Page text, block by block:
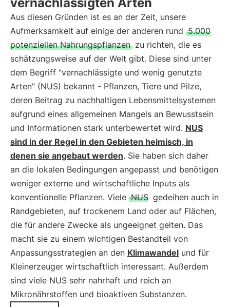
Aus diesen Gründen ist es an der Zeit, unsere
Aufmerksamkeit auf einige der anderen rund 5.000
potenziellen Nahrungspflanzen zu richten, die es
schätzungsweise auf der Welt gibt. Diese sind unter
dem Begriff "vernachlässigte und wenig genutzte
Arten" (NUS) bekannt - Pflanzen, Tiere und Pilze,
deren Beitrag zu nachhaltigen Lebensmittelsystemen
aufgrund eines allgemeinen Mangels an Bewusstsein
und Informationen stark unterbewertet wird. NUS
sind in der Regel in den Gebieten heimisch, in
denen sie angebaut werden. Sie haben sich daher
an die lokalen Bedingungen angepasst und benötigen
weniger externe und wirtschaftliche Inputs als
konventionelle Pflanzen. Viele NUS gedeihen auch in
Randgebieten, auf trockenem Land oder auf Flächen,
die für andere Zwecke als ungeeignet gelten. Das
macht sie zu einem wichtigen Bestandteil von
Anpassungsstrategien an den Klimawandel und für
Kleinerzeuger wirtschaftlich interessant. Außerdem
sind viele NUS sehr nahrhaft und reich an
Mikronährstoffen und bioaktiven Substanzen.